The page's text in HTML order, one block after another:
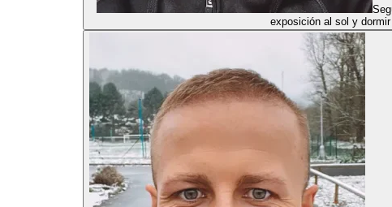
exposición al sol y